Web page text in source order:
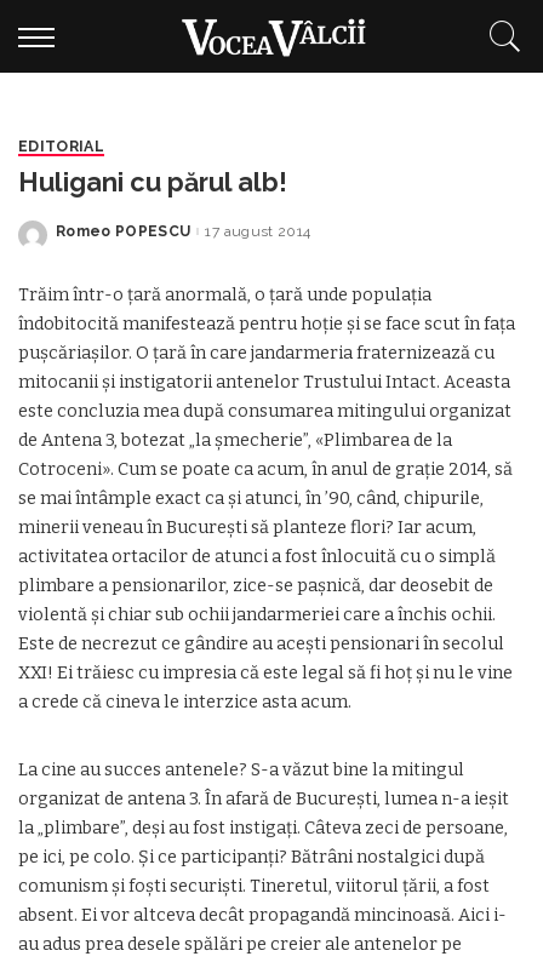
EDITORIAL
Huligani cu părul alb!
Posted
Romeo POPESCU 17 august 2014
Trăim într-o ţară anormală, o ţară unde populaţia
îndobitocită manifestează pentru hoţie şi se face scut în faţa
puşcăriaşilor. O ţară în care jandarmeria fraternizează cu
mitocanii şi instigatorii antenelor Trustului Intact. Aceasta
este concluzia mea după consumarea mitingului organizat
de Antena 3, botezat „la şmecherie”, «Plimbarea de la
Cotroceni». Cum se poate ca acum, în anul de graţie 2014, să
se mai întâmple exact ca şi atunci, în ’90, când, chipurile,
minerii veneau în Bucureşti să planteze flori? Iar acum,
activitatea ortacilor de atunci a fost înlocuită cu o simplă
plimbare a pensionarilor, zice-se paşnică, dar deosebit de
violentă şi chiar sub ochii jandarmeriei care a închis ochii.
Este de necrezut ce gândire au aceşti pensionari în secolul
XXI! Ei trăiesc cu impresia că este legal să fi hoţ şi nu le vine
a crede că cineva le interzice asta acum.
La cine au succes antenele? S-a văzut bine la mitingul
organizat de antena 3. În afară de Bucureşti, lumea n-a ieşit
la „plimbare”, deşi au fost instigaţi. Câteva zeci de persoane,
pe ici, pe colo. Şi ce participanţi? Bătrâni nostalgici după
comunism şi foşti securişti. Tineretul, viitorul ţării, a fost
absent. Ei vor altceva decât propagandă mincinoasă. Aici i-
au adus prea desele spălări pe creier ale antenelor pe